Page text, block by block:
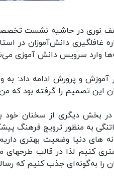
نوری در حاشیه نشست تخصصی
غافلگیری دانش‌آموزان در
وارد سرویس دانش آموزی
آموزش و پرورش ادامه داد: به
این تصمیم را گرفته بود که
بخش دیگری از سخنان خود
به منظور ترویج فرهنگ
های دنیا وضعیت بهتری
کنیم لذا در قالب طرحهای
را به‌گونه‌ای جذب کنیم که